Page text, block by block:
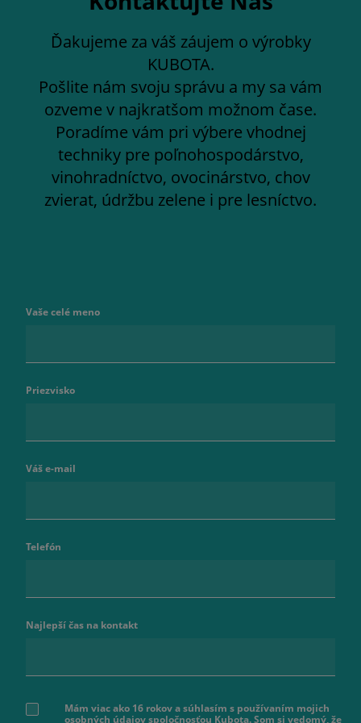
Ďakujeme za váš záujem o výrobky
KUBOTA.
Pošlite nám svoju správu a my sa vám
ozveme v najkratšom možnom čase.
Poradíme vám pri výbere vhodnej
techniky pre poľnohospodárstvo,
vinohradníctvo, ovocinárstvo, chov
zvierat, údržbu zelene i pre lesníctvo.
Vaše celé meno
Priezvisko
Váš e-mail
Telefón
Najlepší čas na kontakt
Mám viac ako 16 rokov a súhlasím s používaním mojich
osobných údajov spoločnosťou Kubota. Som si vedomý, že